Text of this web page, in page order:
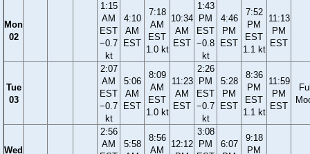
Mon
02
1:15
AM
EST
−0.7
kt
4:10
AM
EST
7:18
AM
EST
1.0 kt
10:34
AM
EST
1:43
PM
EST
−0.8
kt
4:46
PM
EST
7:52
PM
EST
1.1 kt
11:13
PM
EST
Tue
03
2:07
AM
EST
−0.7
kt
5:06
AM
EST
8:09
AM
EST
1.0 kt
11:23
AM
EST
2:26
PM
EST
−0.7
kt
5:28
PM
EST
8:36
PM
EST
1.1 kt
11:59
PM
EST
Wed
2:56
AM
5:58
8:56
AM
12:12
3:08
PM
6:07
9:18
PM